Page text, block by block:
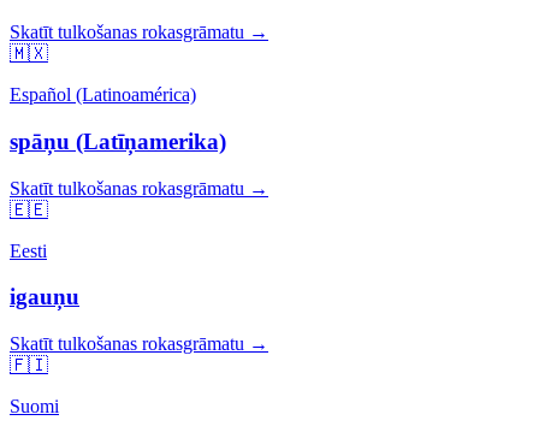
Skatīt tulkošanas rokasgrāmatu →
🇲🇽
Español (Latinoamérica)
spāņu (Latīņamerika)
Skatīt tulkošanas rokasgrāmatu →
🇪🇪
Eesti
igauņu
Skatīt tulkošanas rokasgrāmatu →
🇫🇮
Suomi